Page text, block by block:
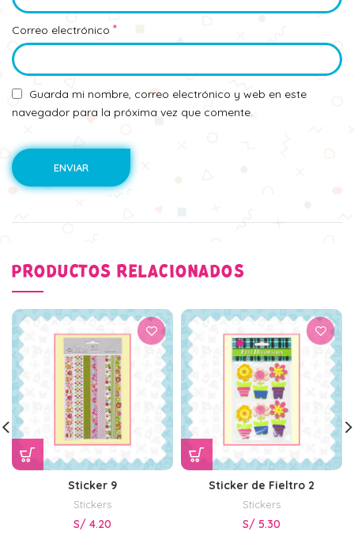
Correo electrónico *
Guarda mi nombre, correo electrónico y web en este
navegador para la próxima vez que comente.
PRODUCTOS RELACIONADOS
Sticker 9
Stickers
S/ 4.20
Sticker de Fieltro 2
Stickers
S/ 5.30